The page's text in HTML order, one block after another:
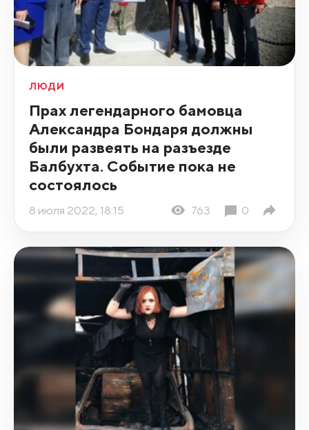
ЛЮДИ
Прах легендарного бамовца
Александра Бондаря должны
были развеять на разъезде
Балбухта. Событие пока не
состоялось
8 июля 2022, 18:15 763 0